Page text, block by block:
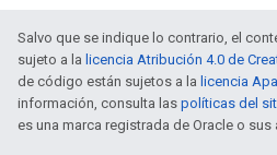
Salvo que se indique lo contrario, el
sujeto a la licencia Atribución 4.0 de
de código están sujetos a la licencia
información, consulta las políticas del
es una marca registrada de Oracle o sus